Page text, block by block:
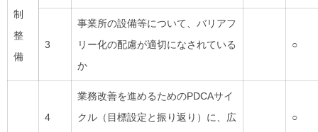
制
整
備
3
事業所の設備等について、バリアフ
リー化の配慮が適切になされている
か
○
4
業務改善を進めるためのPDCAサイ
クル（目標設定と振り返り）に、広
○